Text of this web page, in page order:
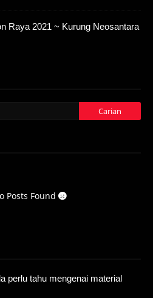
Raya 2021 ~ Kurung Neosantara
Posts Found
perlu tahu mengenai material